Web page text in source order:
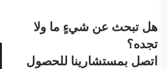
هل تبحث عن شيءٍ ما ولا
تجده؟
اتصل بمستشارينا للحصول